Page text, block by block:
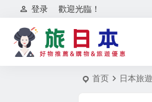
歡迎光臨！
登录
首页 日本旅